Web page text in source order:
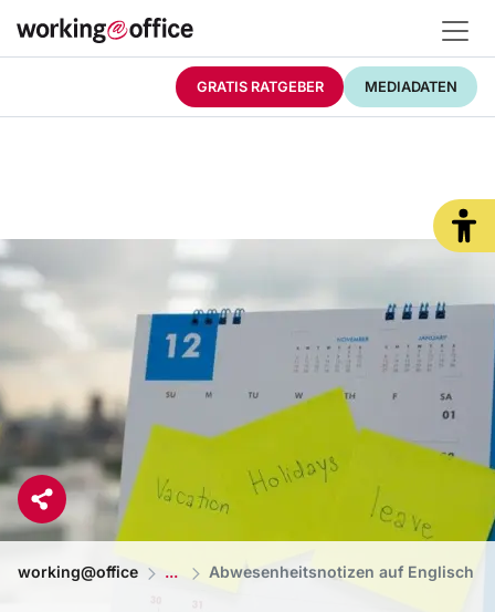
GRATIS RATGEBER MEDIADATEN
working@office Abwesenheitsnotizen auf Englisch